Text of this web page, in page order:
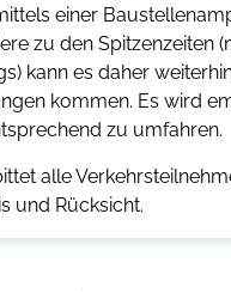
einer
zu den Spitzenzeiten
kann es daher
kommen. Es wird
zu umfahren.
alle
und Rücksicht.